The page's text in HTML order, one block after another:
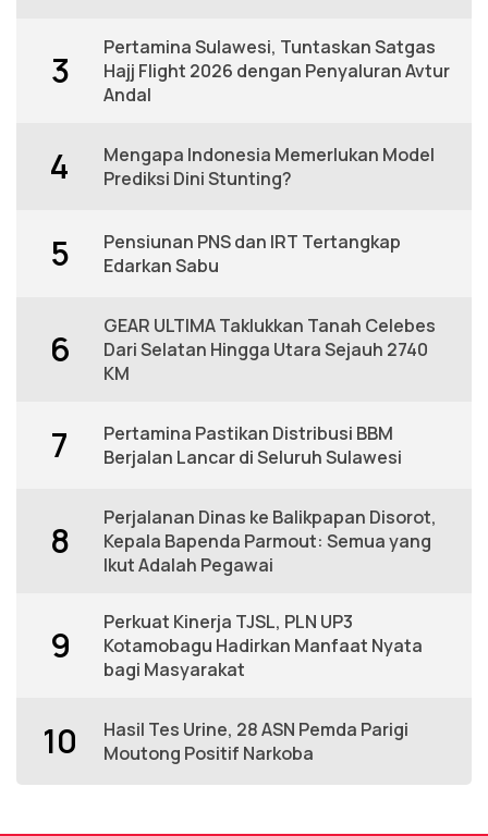
3
Pertamina Sulawesi, Tuntaskan Satgas
Hajj Flight 2026 dengan Penyaluran Avtur
Andal
4
Mengapa Indonesia Memerlukan Model
Prediksi Dini Stunting?
5
Pensiunan PNS dan IRT Tertangkap
Edarkan Sabu
6
GEAR ULTIMA Taklukkan Tanah Celebes
Dari Selatan Hingga Utara Sejauh 2740
KM
7
Pertamina Pastikan Distribusi BBM
Berjalan Lancar di Seluruh Sulawesi
8
Perjalanan Dinas ke Balikpapan Disorot,
Kepala Bapenda Parmout: Semua yang
Ikut Adalah Pegawai
9
Perkuat Kinerja TJSL, PLN UP3
Kotamobagu Hadirkan Manfaat Nyata
bagi Masyarakat
10
Hasil Tes Urine, 28 ASN Pemda Parigi
Moutong Positif Narkoba